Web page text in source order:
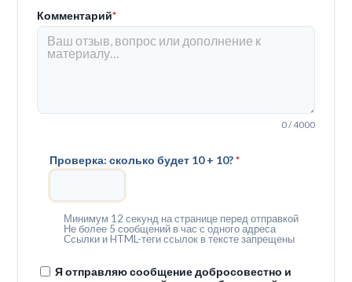
Комментарий*
0 / 4000
Проверка: сколько будет 10 + 10?*
Минимум 12 секунд на странице перед отправкой
Не более 5 сообщений в час с одного адреса
Ссылки и HTML-теги ссылок в тексте запрещены
Я отправляю сообщение добросовестно и